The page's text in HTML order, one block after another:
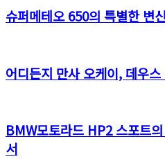
슈퍼메테오 650의 특별한 변
어디든지 만사 오케이, 데우
BMW모토라드 HP2 스포트
서